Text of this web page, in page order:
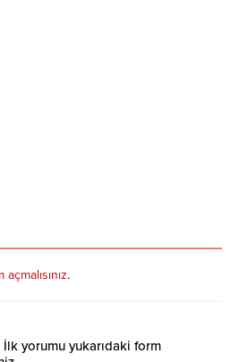
.
İlk yorumu yukarıdaki form